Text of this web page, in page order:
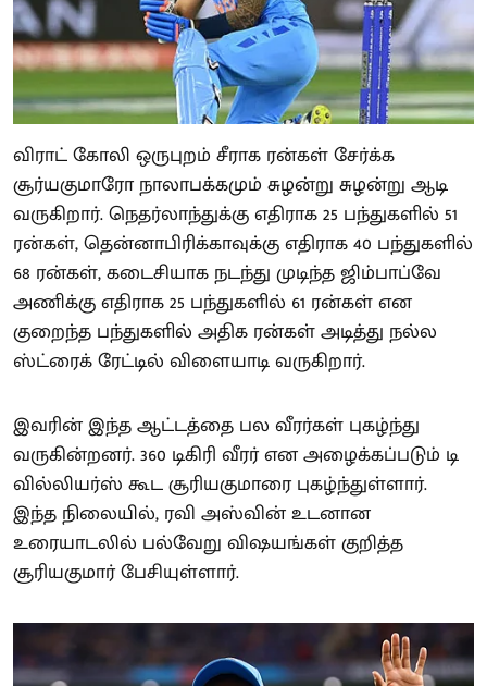
விராட் கோலி ஒருபுறம் சீராக ரன்கள் சேர்க்க
சூர்யகுமாரோ நாலாபக்கமும் சுழன்று சுழன்று ஆடி
வருகிறார். நெதர்லாந்துக்கு எதிராக 25 பந்துகளில் 51
ரன்கள், தென்னாபிரிக்காவுக்கு எதிராக 40 பந்துகளில்
68 ரன்கள், கடைசியாக நடந்து முடிந்த ஜிம்பாப்வே
அணிக்கு எதிராக 25 பந்துகளில் 61 ரன்கள் என
குறைந்த பந்துகளில் அதிக ரன்கள் அடித்து நல்ல
ஸ்ட்ரைக் ரேட்டில் விளையாடி வருகிறார்.
இவரின் இந்த ஆட்டத்தை பல வீரர்கள் புகழ்ந்து
வருகின்றனர். 360 டிகிரி வீரர் என அழைக்கப்படும் டி
வில்லியர்ஸ் கூட சூரியகுமாரை புகழ்ந்துள்ளார்.
இந்த நிலையில், ரவி அஸ்வின் உடனான
உரையாடலில் பல்வேறு விஷயங்கள் குறித்த
சூரியகுமார் பேசியுள்ளார்.